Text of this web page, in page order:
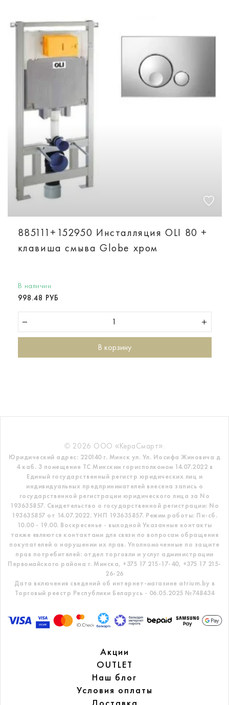
885111+152950 Инсталляция OLI 80 +
клавиша смыва Globe хром
В наличии
998.48 РУБ
В корзину
© 2026 ООО «КераСмарт».
Юридический адрес: 220140 г. Минск ул. Ул. Иосифа Жиновича д
4 каб. 3 помещение ТС Минским горисполкомом 14.07.2022 в
Единый государственный регистр юридических лиц и
индивидуальных предпринимателей внесена запись о
государственной регистрации юридического лица за No
193635857. Свидетельство о государственной регистрации: No
193635857 от 14.07.2022. УНП 193635857. Режим работы: Пн-сб.
10.00 - 19.00. Воскресенье - выходной Указанные контакты
также являются контактами для связи по вопросам обращения
покупателей о нарушении их прав. Уполномоченные по защите
прав потребителей: отдел торговли и услуг администрации
Первомайского района г. Минска, +375 17 215-17-40, +375 17 215-
26-26
Дата включения сведений об интернет-магазине atrium.by в
Торговый реестр Республики Беларусь - 06.05.2025 №748434
Акции
OUTLET
Наш блог
Условия оплаты